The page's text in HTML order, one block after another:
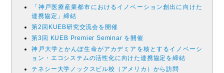
「神戸医療産業都市におけるイノベーション創出に向けた
連携協定」締結
第2回KUEB研究交流会を開催
第3回 KUEB Premier Seminar を開催
神戸大学とかんぽ生命がアカデミアを核とするイノベーシ
ョン・エコシステムの活性化に向けた連携協定を締結
テネシー大学ノックスビル校（アメリカ）から訪問